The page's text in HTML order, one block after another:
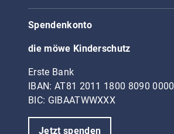
Spendenkonto
die möwe Kinderschutz
Erste Bank
IBAN: AT81 2011 1800 8090 0000
BIC: GIBAATWWXXX
Jetzt spenden